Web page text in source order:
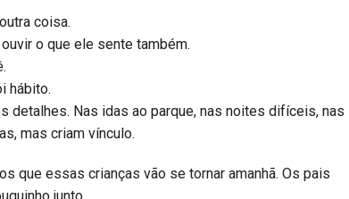
coisa.
o que ele sente também.
hábito.
detalhes. Nas idas ao parque, nas noites difíceis, nas
mas criam vínculo.
que essas crianças vão se tornar amanhã. Os pais